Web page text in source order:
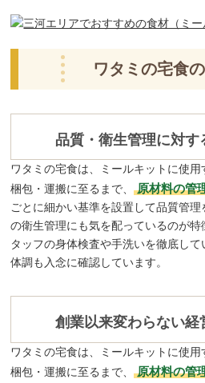
ワタミの宅食
品質・衛生管理に対す
ワタミの宅食は、ミールキットに使
梱包・運搬に至るまで、 原材料の管
ごとに細かい基準を設置して品質管
の衛生管理にも気を配っているのが
タッフの身体検査や手洗いを徹底し
体調も入念に確認しています。
創業以来変わらない経
ワタミの宅食は、ミールキットに使
梱包・運搬に至るまで、 原材料の管